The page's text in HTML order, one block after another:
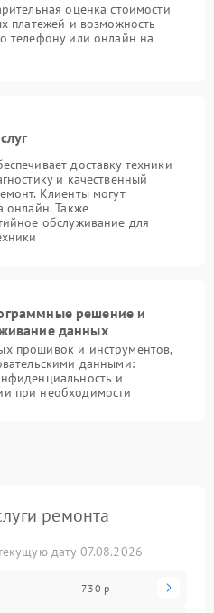
оценка стоимости
платежей и возможность
телефону или онлайн на
доставку техники
и качественный
Клиенты могут
онлайн. Также
обслуживание для
решение и
данных
прошивок и инструментов,
данными:
и
при необходимости
ремонта
дату 07.08.2026
730 р